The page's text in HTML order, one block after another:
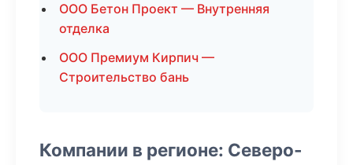
ООО Бетон Проект — Внутренняя
отделка
ООО Премиум Кирпич —
Строительство бань
Компании в регионе: Северо-